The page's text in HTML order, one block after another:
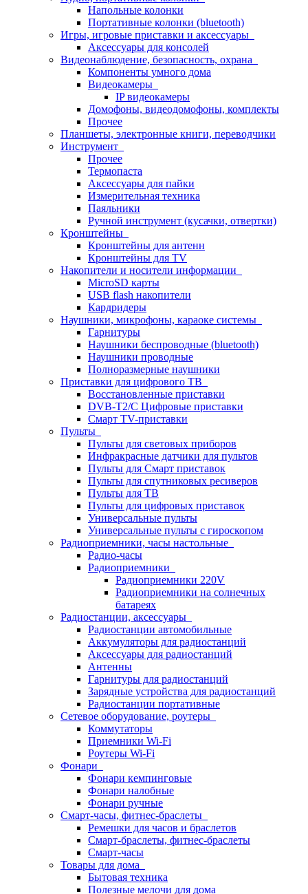
Напольные колонки
Портативные колонки (bluetooth)
Игры, игровые приставки и аксессуары
Аксессуары для консолей
Видеонаблюдение, безопасность, охрана
Компоненты умного дома
Видеокамеры
IP видеокамеры
Домофоны, видеодомофоны, комплекты
Прочее
Планшеты, электронные книги, переводчики
Инструмент
Прочее
Термопаста
Аксессуары для пайки
Измерительная техника
Паяльники
Ручной инструмент (кусачки, отвертки)
Кронштейны
Кронштейны для антенн
Кронштейны для TV
Накопители и носители информации
MicroSD карты
USB flash накопители
Кардридеры
Наушники, микрофоны, караоке системы
Гарнитуры
Наушники беспроводные (bluetooth)
Наушники проводные
Полноразмерные наушники
Приставки для цифрового ТВ
Восстановленные приставки
DVB-T2/C Цифровые приставки
Смарт ТV-приставки
Пульты
Пульты для световых приборов
Инфракрасные датчики для пультов
Пульты для Смарт приставок
Пульты для спутниковых ресиверов
Пульты для ТВ
Пульты для цифровых приставок
Универсальные пульты
Универсальные пульты с гироскопом
Радиоприемники, часы настольные
Радио-часы
Радиоприемники
Радиоприемники 220V
Радиоприемники на солнечных
батареях
Радиостанции, аксессуары
Радиостанции автомобильные
Аккумуляторы для радиостанций
Аксессуары для радиостанций
Антенны
Гарнитуры для радиостанций
Зарядные устройства для радиостанций
Радиостанции портативные
Сетевое оборудование, роутеры
Коммутаторы
Приемники Wi-Fi
Роутеры Wi-Fi
Фонари
Фонари кемпинговые
Фонари налобные
Фонари ручные
Смарт-часы, фитнес-браслеты
Ремешки для часов и браслетов
Смарт-браслеты, фитнес-браслеты
Смарт-часы
Товары для дома
Бытовая техника
Полезные мелочи для дома